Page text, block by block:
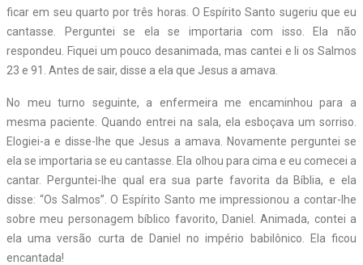
ficar em seu quarto por três horas. O Espírito Santo sugeriu que eu
cantasse. Perguntei se ela se importaria com isso. Ela não
respondeu. Fiquei um pouco desanimada, mas cantei e li os Salmos
23 e 91. Antes de sair, disse a ela que Jesus a amava.
No meu turno seguinte, a enfermeira me encaminhou para a
mesma paciente. Quando entrei na sala, ela esboçava um sorriso.
Elogiei-a e disse-lhe que Jesus a amava. Novamente perguntei se
ela se importaria se eu cantasse. Ela olhou para cima e eu comecei a
cantar. Perguntei-lhe qual era sua parte favorita da Bíblia, e ela
disse: “Os Salmos”. O Espírito Santo me impressionou a contar-lhe
sobre meu personagem bíblico favorito, Daniel. Animada, contei a
ela uma versão curta de Daniel no império babilônico. Ela ficou
encantada!